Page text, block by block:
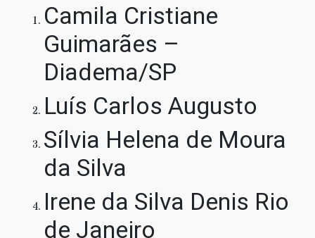
Camila Cristiane
Guimarães –
Diadema/SP
Luís Carlos Augusto
Sílvia Helena de Moura
da Silva
Irene da Silva Denis Rio
de Janeiro